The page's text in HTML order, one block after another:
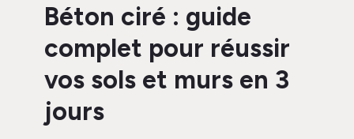
Béton ciré : guide
complet pour réussir
vos sols et murs en 3
jours